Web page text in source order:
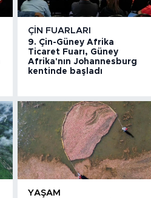
ÇIN FUARLARI
9. Çin-Güney Afrika
Ticaret Fuarı, Güney
Afrika'nın Johannesburg
kentinde başladı
YAŞAM